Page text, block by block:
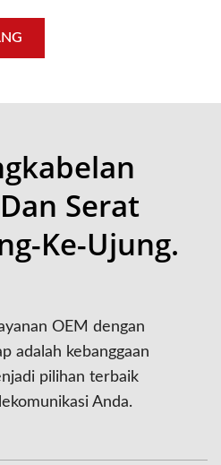
Serat
Ke-Ujung.
OEM dengan
adalah kebanggaan
pilihan terbaik
Anda.